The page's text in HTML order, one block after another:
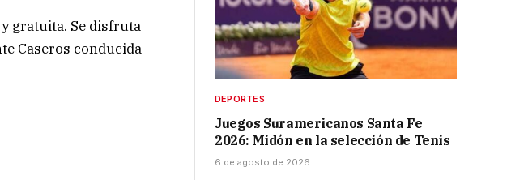
gratuita. Se disfruta
Caseros conducida
DEPORTES
Juegos Suramericanos Santa Fe
2026: Midón en la selección de Tenis
6 de agosto de 2026